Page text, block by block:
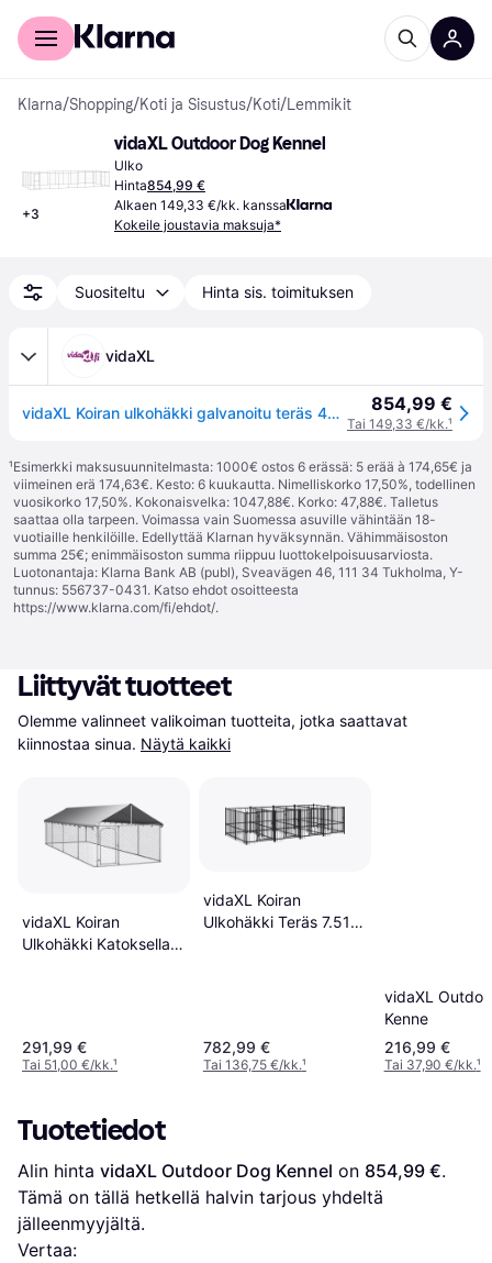
Kuluttajille
Klarna/Shopping/Koti ja Sisustus/Koti/Lemmikit
+3
vidaXL Outdoor Dog Kennel
Ulko
Hinta854,99 €
Alkaen 149,33 €/kk. kanssa
Kokeile joustavia maksuja*
Suositeltu Hinta sis. toimituksen
vidaXL
vidaXL Koiran ulkohäkki galvanoitu teräs 43,56 m² 854,99 €
Tai 149,33 €/kk.¹
¹Esimerkki maksusuunnitelmasta: 1000€ ostos 6 erässä: 5 erää à 174,65€ ja
viimeinen erä 174,63€. Kesto: 6 kuukautta. Nimelliskorko 17,50%, todellinen
vuosikorko 17,50%. Kokonaisvelka: 1047,88€. Korko: 47,88€. Talletus
saattaa olla tarpeen. Voimassa vain Suomessa asuville vähintään 18-
vuotiaille henkilöille. Edellyttää Klarnan hyväksynnän. Vähimmäisoston
summa 25€; enimmäisoston summa riippuu luottokelpoisuusarviosta.
Luotonantaja: Klarna Bank AB (publ), Sveavägen 46, 111 34 Tukholma, Y-
tunnus: 556737-0431. Katso ehdot osoitteesta
https://www.klarna.com/fi/ehdot/.
Liittyvät tuotteet
Olemme valinneet valikoiman tuotteita, jotka saattavat
kiinnostaa sinua. Näytä kaikki
vidaXL Koiran
Ulkohäkki Katoksella
291,99 €
Tai 51,00 €/kk.¹
vidaXL Koiran
Ulkohäkki Teräs 7.51
782,99 €
Tai 136,75 €/kk.¹
vidaXL
Kenne
216,99 €
Tai 37,90 €/kk.¹
Tuotetiedot
Alin hinta vidaXL Outdoor Dog Kennel on 854,99 €.
Tämä on tällä hetkellä halvin tarjous yhdeltä
jälleenmyyjältä.
Vertaa: